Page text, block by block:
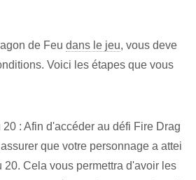
de Feu dans le jeu, vous deve
Voici les étapes que vous
: Afin d'accéder au défi Fire Drag
que votre personnage a attei
20. Cela vous permettra d'avoir les